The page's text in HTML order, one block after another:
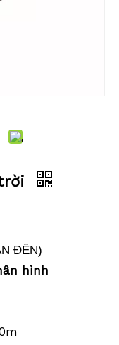
ĐẾN)
hình